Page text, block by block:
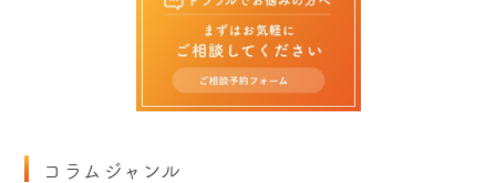
コラムジャンル